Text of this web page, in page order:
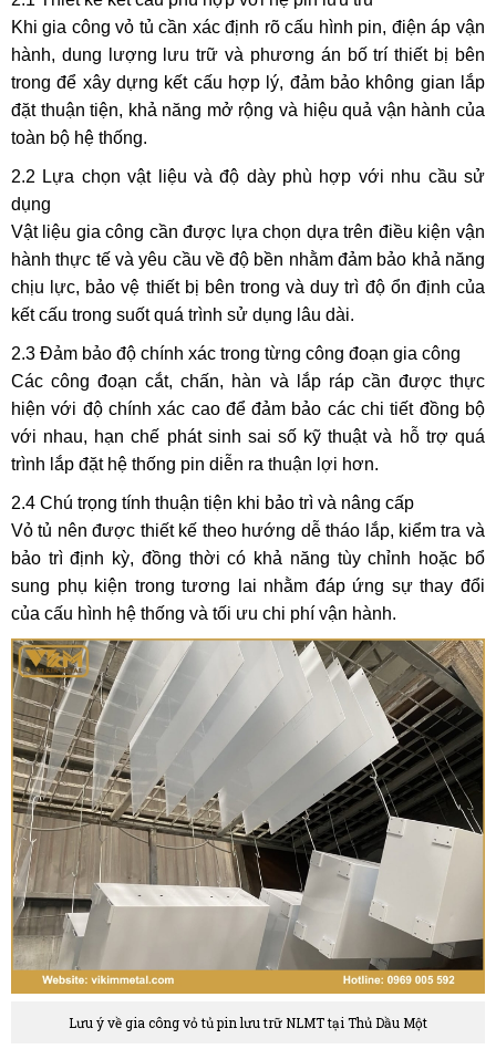
Khi gia công vỏ tủ cần xác định rõ cấu hình pin, điện áp vận
hành, dung lượng lưu trữ và phương án bố trí thiết bị bên
trong để xây dựng kết cấu hợp lý, đảm bảo không gian lắp
đặt thuận tiện, khả năng mở rộng và hiệu quả vận hành của
toàn bộ hệ thống.
2.2 Lựa chọn vật liệu và độ dày phù hợp với nhu cầu sử
dụng
Vật liệu gia công cần được lựa chọn dựa trên điều kiện vận
hành thực tế và yêu cầu về độ bền nhằm đảm bảo khả năng
chịu lực, bảo vệ thiết bị bên trong và duy trì độ ổn định của
kết cấu trong suốt quá trình sử dụng lâu dài.
2.3 Đảm bảo độ chính xác trong từng công đoạn gia công
Các công đoạn cắt, chấn, hàn và lắp ráp cần được thực
hiện với độ chính xác cao để đảm bảo các chi tiết đồng bộ
với nhau, hạn chế phát sinh sai số kỹ thuật và hỗ trợ quá
trình lắp đặt hệ thống pin diễn ra thuận lợi hơn.
2.4 Chú trọng tính thuận tiện khi bảo trì và nâng cấp
Vỏ tủ nên được thiết kế theo hướng dễ tháo lắp, kiểm tra và
bảo trì định kỳ, đồng thời có khả năng tùy chỉnh hoặc bổ
sung phụ kiện trong tương lai nhằm đáp ứng sự thay đổi
của cấu hình hệ thống và tối ưu chi phí vận hành.
Lưu ý về gia công vỏ tủ pin lưu trữ NLMT tại Thủ Dầu Một